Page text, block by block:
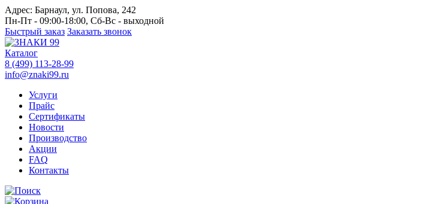
Адрес: Барнаул, ул. Попова, 242
Пн-Пт - 09:00-18:00, Сб-Вс - выходной
Быстрый заказ Заказать звонок
Каталог
8 (499) 113-28-99
info@znaki99.ru
Услуги
Прайс
Сертификаты
Новости
Производство
Акции
FAQ
Контакты